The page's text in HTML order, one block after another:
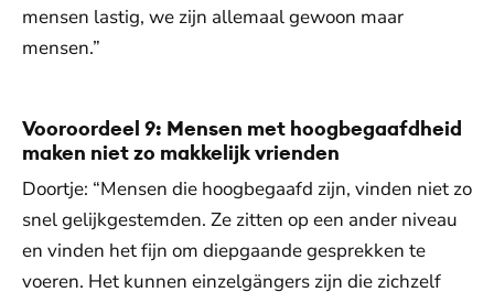
mensen lastig, we zijn allemaal gewoon maar
mensen.”
Vooroordeel 9: Mensen met hoogbegaafdheid
maken niet zo makkelijk vrienden
Doortje: “Mensen die hoogbegaafd zijn, vinden niet zo
snel gelijkgestemden. Ze zitten op een ander niveau
en vinden het fijn om diepgaande gesprekken te
voeren. Het kunnen einzelgängers zijn die zichzelf